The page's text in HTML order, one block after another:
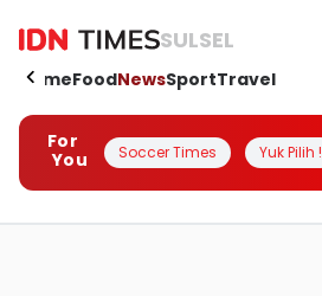
SULSEL
HomeFoodNewsSportTravel
For
You
Soccer Times Yuk Pilih !